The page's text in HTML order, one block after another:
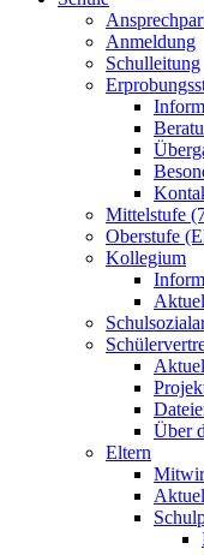
Anmeldung
Schulleitung
Mittelstufe
Oberstufe
Kollegium
Über
Eltern